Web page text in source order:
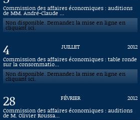
Commission des affaires économiques : auditions
de MM. André-Claude ...
Non disponible. Demandez la mise en ligne en
cliquant ici.
4 JUILLET
2012
Commission des affaires économiques : table ronde
sur la consommatio...
Non disponible. Demandez la mise en ligne en
cliquant ici.
28 FÉVRIER
2012
Commission des affaires économiques : auditions
de M. Olivier Roussa...